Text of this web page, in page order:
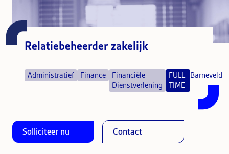
Relatiebeheerder zakelijk
Administratief Finance
Financiële
Dienstverlening
FULL-
TIME
Barneveld
Solliciteer nu Contact